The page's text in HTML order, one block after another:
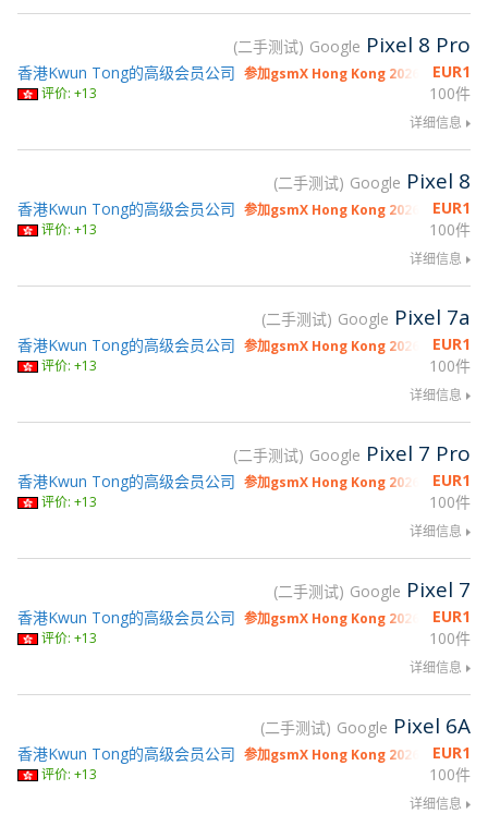
二手测试 Google Pixel 8 Pro
EUR1
100件
香港Kwun Tong的高级会员公司 参加gsmX Hong Kong 2026
评价: +13
详细信息
二手测试 Google Pixel 8
EUR1
100件
香港Kwun Tong的高级会员公司 参加gsmX Hong Kong 2026
评价: +13
详细信息
二手测试 Google Pixel 7a
EUR1
100件
香港Kwun Tong的高级会员公司 参加gsmX Hong Kong 2026
评价: +13
详细信息
二手测试 Google Pixel 7 Pro
EUR1
100件
香港Kwun Tong的高级会员公司 参加gsmX Hong Kong 2026
评价: +13
详细信息
二手测试 Google Pixel 7
EUR1
100件
香港Kwun Tong的高级会员公司 参加gsmX Hong Kong 2026
评价: +13
详细信息
二手测试 Google Pixel 6A
EUR1
100件
香港Kwun Tong的高级会员公司 参加gsmX Hong Kong 2026
评价: +13
详细信息